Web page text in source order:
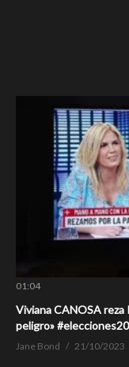
01:04
Viviana CANOSA
peligro»
Jane Bond 21/10/2023